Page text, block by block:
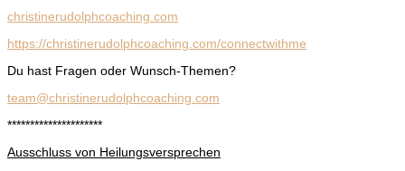
christinerudolphcoaching.com
https://christinerudolphcoaching.com/connectwithme
Du hast Fragen oder Wunsch-Themen?
team@christinerudolphcoaching.com
*********************
Ausschluss von Heilungsversprechen